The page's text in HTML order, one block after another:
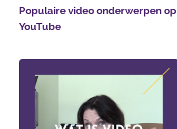
Populaire video onderwerpen op
YouTube